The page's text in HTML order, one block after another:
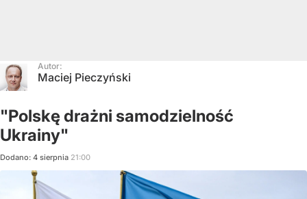
Autor:
Maciej Pieczyński
"Polskę drażni samodzielność
Ukrainy"
Dodano: 4 sierpnia 21:00